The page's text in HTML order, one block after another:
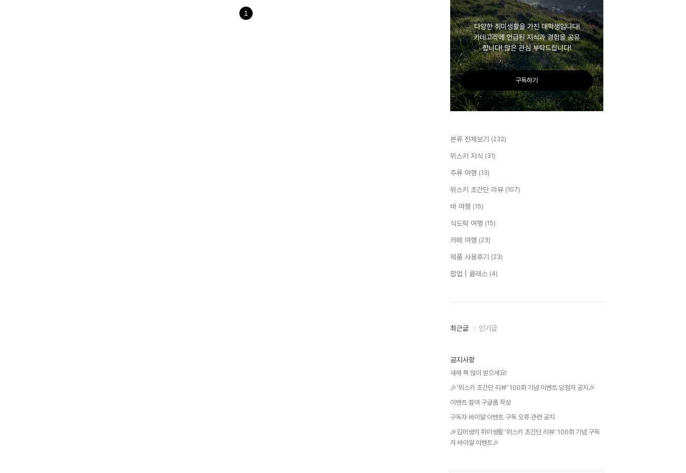
1
김머생의 취미생활
다양한 취미생활을 가진 대학생입니다!
카테고리에 언급된 지식과 경험을 공유
합니다! 많은 관심 부탁드립니다!
구독하기
분류 전체보기 (232)
위스키 지식 (31)
주류 여행 (13)
위스키 초간단 리뷰 (107)
바 여행 (15)
식도락 여행 (15)
카페 여행 (23)
제품 사용후기 (23)
팝업 | 클래스 (4)
최
인
글
최근글 인기글
공지사항
새해 복 많이 받으세요!
🎉'위스키 초간단 리뷰' 100회 기념 이벤트 당첨자 공지🎉
이벤트 참여 구글폼 작성
구독자 바이알 이벤트 구독 오류 관련 공지
🎉김머생의 취미생활 '위스키 초간단 리뷰' 100회 기념 구독
자 바이알 이벤트🎉